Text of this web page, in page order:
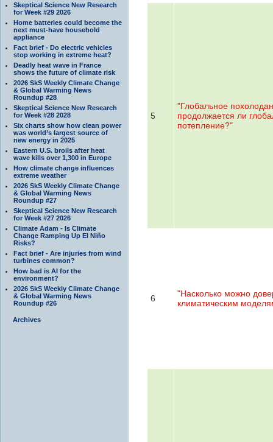
Skeptical Science New Research
for Week #29 2026
Home batteries could become the
next must-have household
appliance
Fact brief - Do electric vehicles
stop working in extreme heat?
Deadly heat wave in France
shows the future of climate risk
2026 SkS Weekly Climate Change
& Global Warming News
Roundup #28
Skeptical Science New Research
for Week #28 2028
Six charts show how clean power
was world’s largest source of
new energy in 2025
Eastern U.S. broils after heat
wave kills over 1,300 in Europe
How climate change influences
extreme weather
2026 SkS Weekly Climate Change
& Global Warming News
Roundup #27
Skeptical Science New Research
for Week #27 2026
Climate Adam - Is Climate
Change Ramping Up El Niño
Risks?
Fact brief - Are injuries from wind
turbines common?
How bad is AI for the
environment?
2026 SkS Weekly Climate Change
& Global Warming News
Roundup #26
Archives
5
"Глобальное
продолжается ли
потепление?"
6
"Насколько можно
климатическим